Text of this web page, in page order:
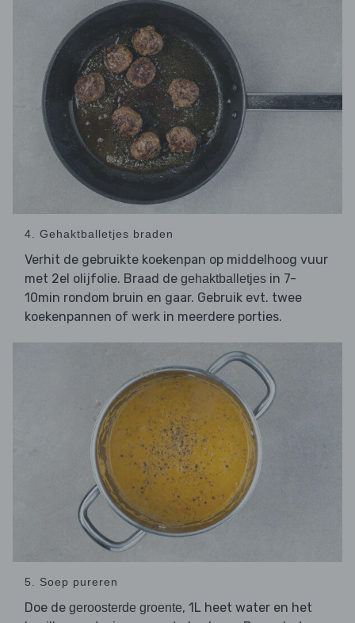
4. Gehaktballetjes braden
Verhit de gebruikte koekenpan op middelhoog vuur
met 2el olijfolie. Braad de gehaktballetjes in 7-
10min rondom bruin en gaar. Gebruik evt. twee
koekenpannen of werk in meerdere porties.
5. Soep pureren
Doe de geroosterde groente, 1L heet water en het